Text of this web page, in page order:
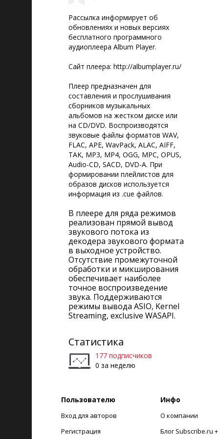
Рассылка информирует об
обновлениях и новых версиях
бесплатного программного
аудиоплеера Album Player.
Сайт плеера: http://albumplayer.ru/
Плеер предназначен для
составления и прослушивания
сборников музыкальных
альбомов на жестком диске или
на CD/DVD. Воспроизводятся
звуковые файлы форматов WAV,
FLAC, APE, WavPack, ALAC, AIFF,
TAK, MP3, MP4, OGG, MPC, OPUS,
Audio-CD, SACD, DVD-A. При
формировании плейлистов для
образов дисков используется
информация из .cue файлов.
В плеере для ряда режимов
реализован прямой вывод
звукового потока из
декодера звукового формата
в выходное устройство.
Отсутствие промежуточной
обработки и микширования
обеспечивает наиболее
точное воспроизведение
звука. Поддерживаются
режимы вывода ASIO, Kernel
Streaming, exclusive WASAPI.
Статистика
177 подписчиков
0 за неделю
Пользователю
Вход для авторов
Регистрация
Инфо
О компании
Блог Subscribe.ru +